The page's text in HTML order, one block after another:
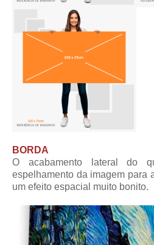
BORDA
O acabamento lateral do
espelhamento da imagem para
um efeito espacial muito bonito.